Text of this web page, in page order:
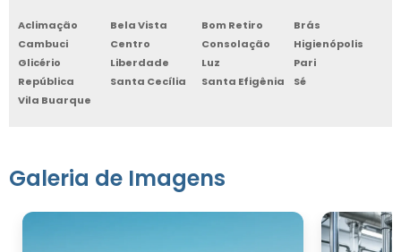
Aclimação Bela Vista Bom Retiro
Brás
Cambuci
Centro Consolação
Higienópolis
Glicério
Liberdade Luz
Pari
República
Santa Cecília Santa Efigênia
Sé
Vila Buarque
Galeria de Imagens